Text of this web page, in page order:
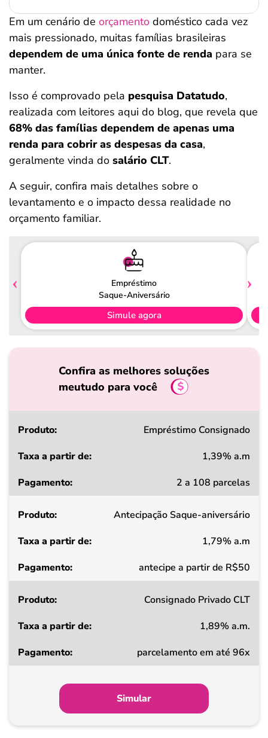
Em um cenário de orçamento doméstico cada vez
mais pressionado, muitas famílias brasileiras
dependem de uma única fonte de renda para se
manter.
Isso é comprovado pela pesquisa Datatudo,
realizada com leitores aqui do blog, que revela que
68% das famílias dependem de apenas uma
renda para cobrir as despesas da casa,
geralmente vinda do salário CLT.
A seguir, confira mais detalhes sobre o
levantamento e o impacto dessa realidade no
orçamento familiar.
Empréstimo
Saque-Aniversário
Simule agora
Confira as melhores soluções
meutudo para você
Produto
a
de
Pagamento
Empréstimo Consignado
1,39% a.m
2 a 108 parcelas
Antecipação Saque-aniversário
1,79% a.m
antecipe a partir de R$50
Consignado Privado CLT
1,89% a.m.
parcelamento em até 96x
Simular